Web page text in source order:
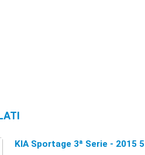
KIA Sportage 3ª Serie - 2015 5